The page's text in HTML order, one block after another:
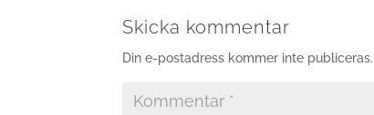
Skicka kommentar
Din e-postadress kommer inte publiceras.